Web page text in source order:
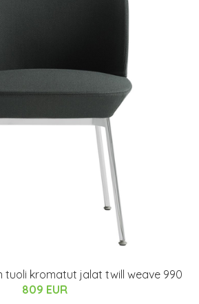
tuoli kromatut jalat twill weave 990
809 EUR